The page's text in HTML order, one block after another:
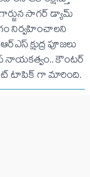
సాగర్ డ్యామ్
నిర్వహించాలని
క్షుద్ర పూజలు
నాయకత్వం.. కౌంటర్
టాపిక్ గా మారింది.